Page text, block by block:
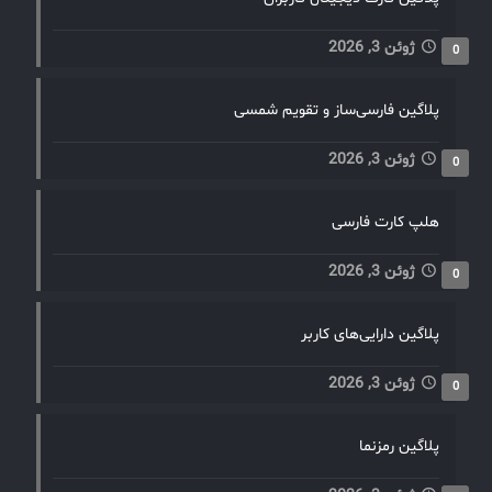
امکان به تیم پشتیبانی کمک می‌کند تا اطلاعات مشتریان را
به‌طور کامل و دقیق داشته باشد.مزیت: بهبود تجربه مشتری،
یکپارچه‌سازی سیستم‌ها، زمان و هزینه‌های مرتبط با ورود
متمرکز در یک مکان قرار دارد که به مدیران و تیم‌ها کمک
می‌کند تا به راحتی به داده‌های مورد نیاز دسترسی پیدا کنند.
درخواست‌ها تبدیل می‌شوند که باعث سرعت بیشتر در
شناسایی و رسیدگی به مسائل می‌شود. با یکپارچه‌سازی
سیستم‌های مختلف، تیم‌های مختلف مانند تیم‌های
هماهنگ شوند و فرآیندها را بهبود بخشند. داده‌های جامع و
ژوئن 3, 2026 0
پلاگین فارسی‌ساز و تقویم شمسی
ژوئن 3, 2026 0
هلپ کارت فارسی
ژوئن 3, 2026 0
پلاگین دارایی‌های کاربر
ژوئن 3, 2026 0
پلاگین رمزنما